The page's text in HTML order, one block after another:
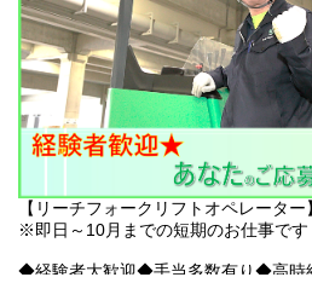
【リーチフォークリフトオペレーター】
※即日～10月までの短期のお仕事です
◆経験者大歓迎◆手当多数有り◆高